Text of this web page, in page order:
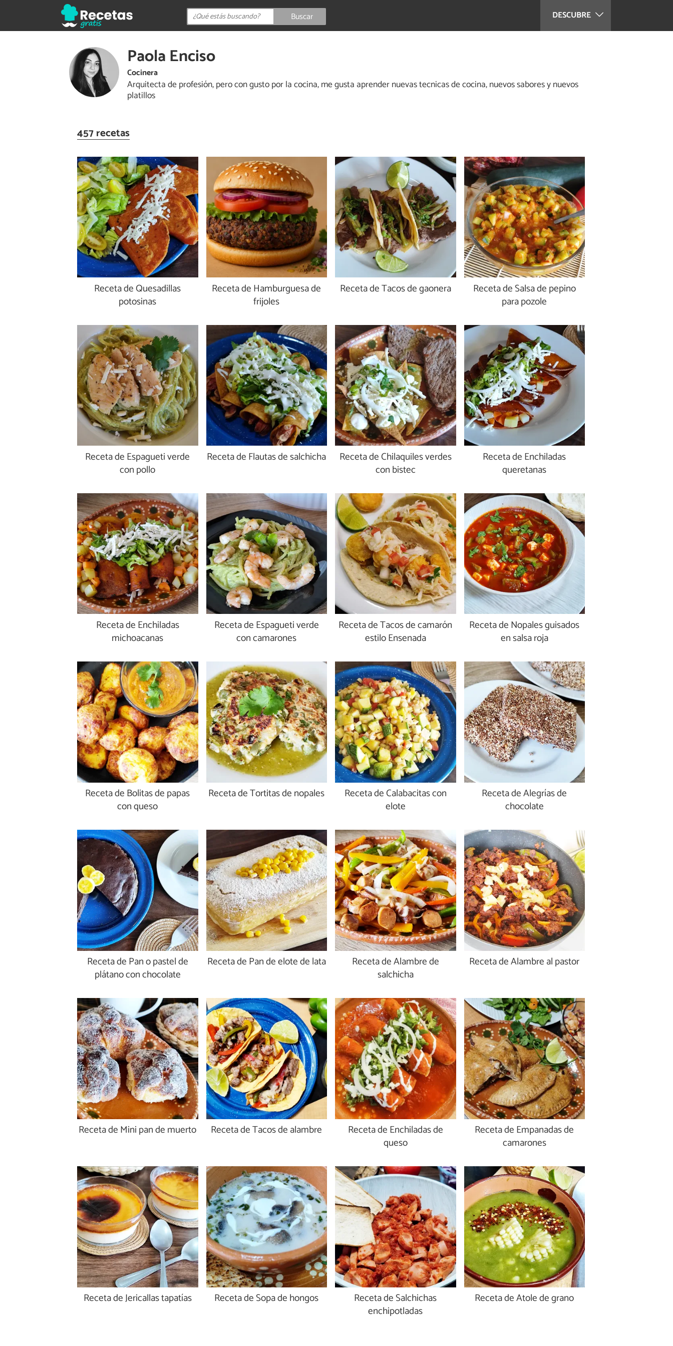
DESCUBRE
Buscar
Paola Enciso
Cocinera
Arquitecta de profesión, pero con gusto por la cocina, me gusta aprender nuevas tecnicas de cocina, nuevos sabores y nuevos
platillos
457 recetas
Receta de Quesadillas
potosinas
Receta de Hamburguesa de
frijoles
Receta de Tacos de gaonera
Receta de Salsa de pepino
para pozole
Receta de Espagueti verde
con pollo
Receta de Flautas de salchicha
Receta de Chilaquiles verdes
con bistec
Receta de Enchiladas
queretanas
Receta de Enchiladas
michoacanas
Receta de Espagueti verde
con camarones
Receta de Tacos de camarón
estilo Ensenada
Receta de Nopales guisados
en salsa roja
Receta de Bolitas de papas
con queso
Receta de Tortitas de nopales
Receta de Calabacitas con
elote
Receta de Alegrías de
chocolate
Receta de Pan o pastel de
plátano con chocolate
Receta de Pan de elote de lata
Receta de Alambre de
salchicha
Receta de Alambre al pastor
Receta de Mini pan de muerto Receta de Tacos de alambre
Receta de Enchiladas de
queso
Receta de Empanadas de
camarones
Receta de Jericallas tapatías Receta de Sopa de hongos
Receta de Salchichas
enchipotladas
Receta de Atole de grano